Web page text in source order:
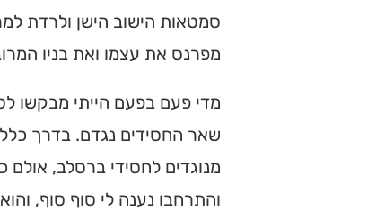
סמטאות הישוב הישן ולרדת
מפרנס את עצמו ואת בניו
מדי פעם בפעם הייתי מבקשו
שאר החסידים נגדם. בדרך כלל
מנוגדים לחסידי ברסלב, אולם
והתרחבו נענה לי סוף סוף,